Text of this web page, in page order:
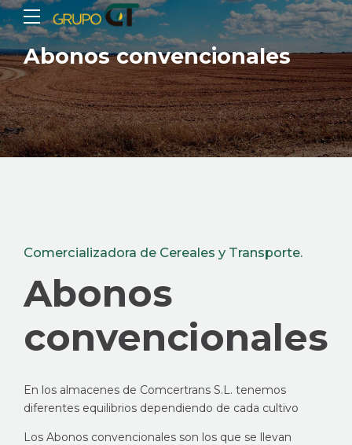
Abonos convencionales
Comercializadora de Cereales y Transporte.
Abonos
convencionales
En los almacenes de Comcertrans S.L. tenemos
diferentes equilibrios dependiendo de cada cultivo
Los Abonos convencionales son los que se llevan